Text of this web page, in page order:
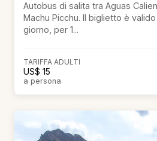
Autobus di salita tra Aguas
Machu Picchu. Il biglietto è
giorno, per 1...
TARIFFA ADULTI
US$ 15
a persona